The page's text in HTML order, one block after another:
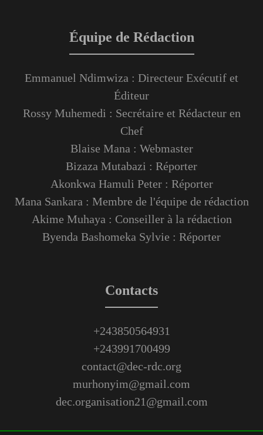
Équipe de Rédaction
Emmanuel Ndimwiza : Directeur Exécutif et
Éditeur
Rossy Muhemedi : Secrétaire et Rédacteur en
Chef
Blaise Mana : Webmaster
Bizaza Mutabazi : Réporter
Akonkwa Hamuli Peter : Réporter
Mana Sankara : Membre de l'équipe de rédaction
Akime Muhaya : Conseiller à la rédaction
Byenda Bashomeka Sylvie : Réporter
Contacts
+243850564931
+243991700499
contact@dec-rdc.org
murhonyim@gmail.com
dec.organisation21@gmail.com